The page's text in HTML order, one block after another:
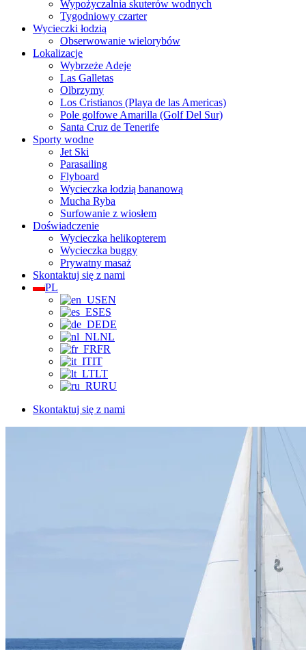
Wypożyczalnia skuterów wodnych
Tygodniowy czarter
Wycieczki łodzią
Obserwowanie wielorybów
Lokalizacje
Wybrzeże Adeje
Las Galletas
Olbrzymy
Los Cristianos (Playa de las Americas)
Pole golfowe Amarilla (Golf Del Sur)
Santa Cruz de Tenerife
Sporty wodne
Jet Ski
Parasailing
Flyboard
Wycieczka łodzią bananową
Mucha Ryba
Surfowanie z wiosłem
Doświadczenie
Wycieczka helikopterem
Wycieczka buggy
Prywatny masaż
Skontaktuj się z nami
PL
EN
ES
DE
NL
FR
IT
LT
RU
Skontaktuj się z nami